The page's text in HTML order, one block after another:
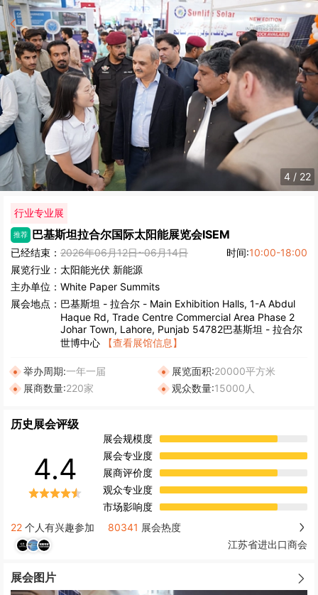
5 / 22
行业专业展
推荐 巴基斯坦拉合尔国际太阳能展览会ISEM
已经结束： 2026年06月12日~06月14日 时间:10:00-18:00
展览行业： 太阳能光伏 新能源
主办单位： White Paper Summits
展会地点： 巴基斯坦 - 拉合尔 - Main Exhibition Halls, 1-A Abdul
Haque Rd, Trade Centre Commercial Area Phase 2
Johar Town, Lahore, Punjab 54782巴基斯坦 - 拉合尔
世博中心
【查看展馆信息】
举办周期:一年一届 展览面积:20000平方米
展商数量:220家 观众数量:15000人
历史展会评级
4.4
展会规模度
展会专业度
展商评价度
观众专业度
市场影响度
22 个人有兴趣参加 80341 展会热度
江苏省进出口商会
展会图片